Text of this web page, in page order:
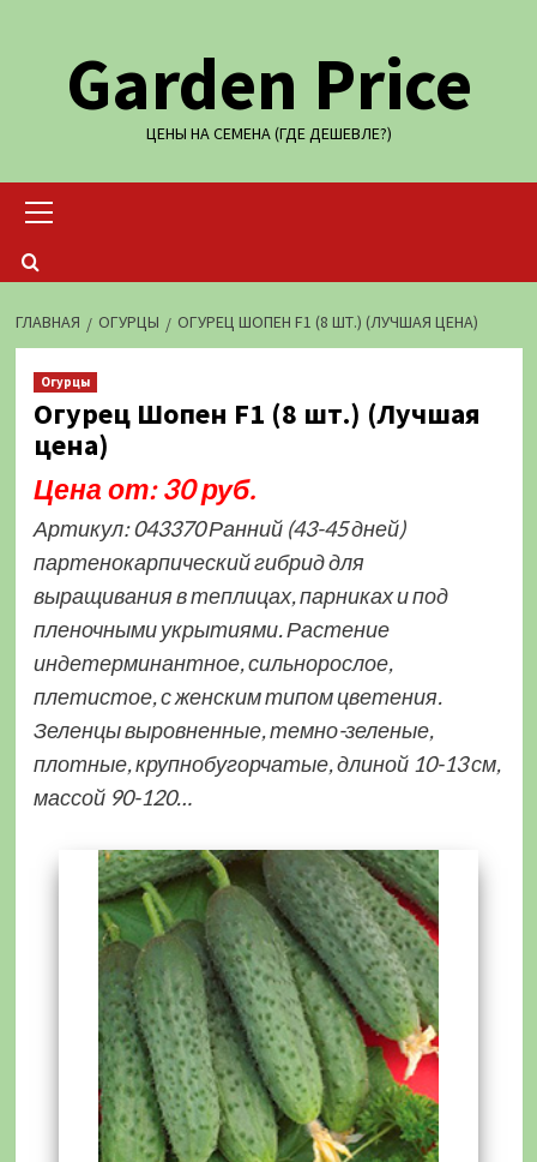
содержимомуGarden Price
ЦЕНЫ НА СЕМЕНА (ГДЕ ДЕШЕВЛЕ?)
меню
ГЛАВНАЯ ОГУРЦЫ ОГУРЕЦ ШОПЕН F1 (8 ШТ.) (ЛУЧШАЯ ЦЕНА)
Огурцы
Огурец Шопен F1 (8 шт.) (Лучшая
цена)
Цена от: 30 руб.
Артикул: 043370 Ранний (43-45 дней)
партенокарпический гибрид для
выращивания в теплицах, парниках и под
пленочными укрытиями. Растение
индетерминантное, сильнорослое,
плетистое, с женским типом цветения.
Зеленцы выровненные, темно-зеленые,
плотные, крупнобугорчатые, длиной 10-13 см,
массой 90-120…